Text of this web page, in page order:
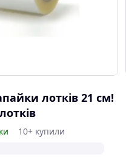
лотків 21 см!
10+ купили